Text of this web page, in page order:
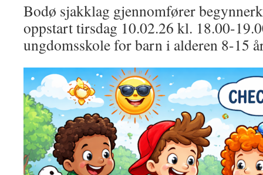
Bodø sjakklag gjennomfører
oppstart tirsdag 10.02.26 kl. 18.00-
ungdomsskole for barn i alderen 8-15